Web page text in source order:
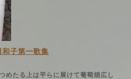
和子第一歌集
めたる上は平らに展けて葡萄畑広し